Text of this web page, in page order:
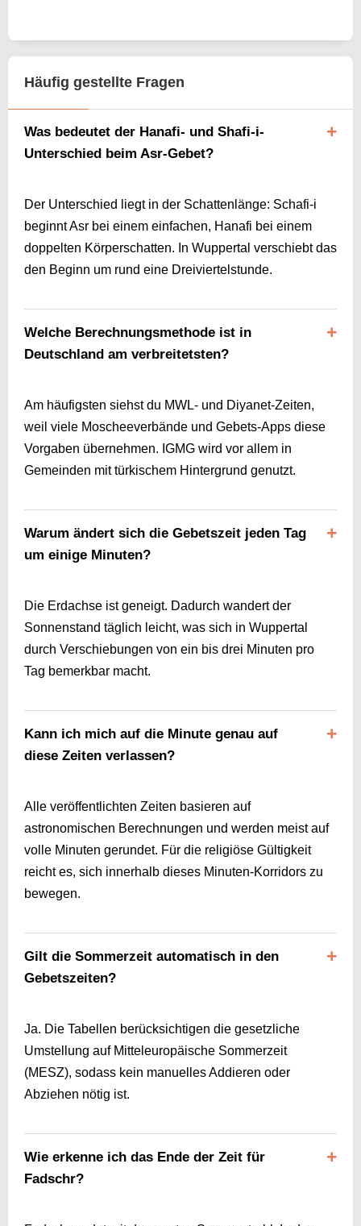
Häufig gestellte Fragen
Was bedeutet der Hanafi- und Shafi-i-
Unterschied beim Asr-Gebet?
Der Unterschied liegt in der Schattenlänge: Schafi-i
beginnt Asr bei einem einfachen, Hanafi bei einem
doppelten Körperschatten. In Wuppertal verschiebt das
den Beginn um rund eine Dreiviertelstunde.
Welche Berechnungsmethode ist in
Deutschland am verbreitetsten?
Am häufigsten siehst du MWL- und Diyanet-Zeiten,
weil viele Moscheeverbände und Gebets-Apps diese
Vorgaben übernehmen. IGMG wird vor allem in
Gemeinden mit türkischem Hintergrund genutzt.
Warum ändert sich die Gebetszeit jeden Tag
um einige Minuten?
Die Erdachse ist geneigt. Dadurch wandert der
Sonnenstand täglich leicht, was sich in Wuppertal
durch Verschiebungen von ein bis drei Minuten pro
Tag bemerkbar macht.
Kann ich mich auf die Minute genau auf
diese Zeiten verlassen?
Alle veröffentlichten Zeiten basieren auf
astronomischen Berechnungen und werden meist auf
volle Minuten gerundet. Für die religiöse Gültigkeit
reicht es, sich innerhalb dieses Minuten-Korridors zu
bewegen.
Gilt die Sommerzeit automatisch in den
Gebetszeiten?
Ja. Die Tabellen berücksichtigen die gesetzliche
Umstellung auf Mitteleuropäische Sommerzeit
(MESZ), sodass kein manuelles Addieren oder
Abziehen nötig ist.
Wie erkenne ich das Ende der Zeit für
Fadschr?